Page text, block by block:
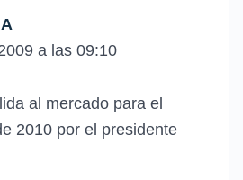
a las 09:10
al mercado para el
2010 por el presidente